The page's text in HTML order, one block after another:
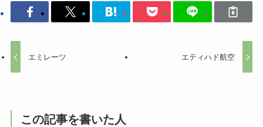
エミレーツ エティハド航空
この記事を書いた人